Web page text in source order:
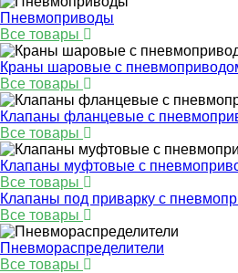
Пневмоприводы
Все товары
Краны шаровые с
Все товары
Клапаны фланцевые с
Все товары
Клапаны муфтовые с
Все товары
Клапаны под приварку с
Все товары
Пневмораспределители
Все товары